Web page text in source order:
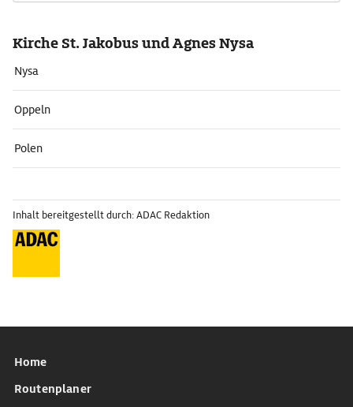
Kirche St. Jakobus und Agnes Nysa
Nysa
Oppeln
Polen
Inhalt bereitgestellt durch: ADAC Redaktion
Home
Routenplaner